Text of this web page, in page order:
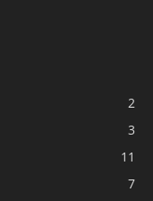
2
3
11
7